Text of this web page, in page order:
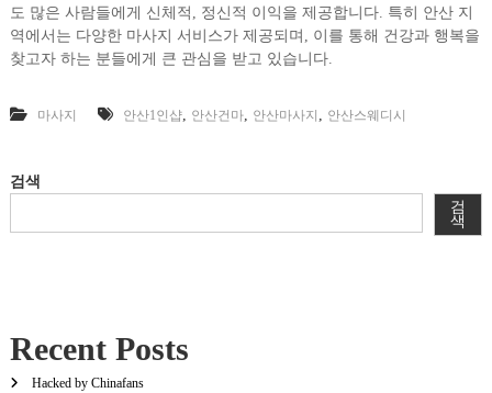
도 많은 사람들에게 신체적, 정신적 이익을 제공합니다. 특히 안산 지
역에서는 다양한 마사지 서비스가 제공되며, 이를 통해 건강과 행복을
찾고자 하는 분들에게 큰 관심을 받고 있습니다.
마사지 안산1인샵, 안산건마, 안산마사지 , 안산스웨디시
검색
검
색
Recent Posts
Hacked by Chinafans